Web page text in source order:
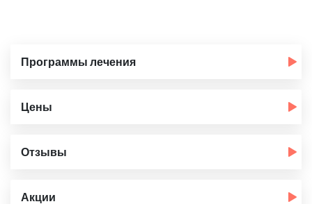
Программы лечения
Цены
Отзывы
Акции